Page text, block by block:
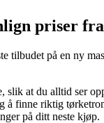
priser
tilbudet på en ny
slik at du alltid ser
å finne riktig
på ditt neste kjøp.